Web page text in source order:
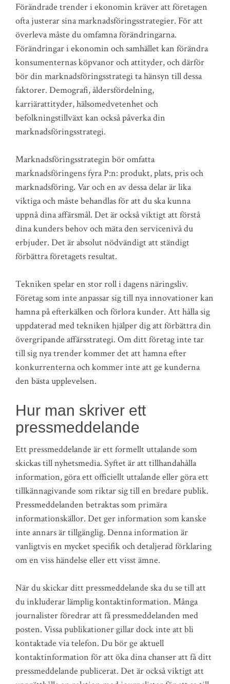
Förändrade trender i ekonomin kräver att företagen
ofta justerar sina marknadsföringsstrategier. För att
överleva måste du omfamna förändringarna.
Förändringar i ekonomin och samhället kan förändra
konsumenternas köpvanor och attityder, och därför
bör din marknadsföringsstrategi ta hänsyn till dessa
faktorer. Demografi, åldersfördelning,
karriärattityder, hälsomedvetenhet och
befolkningstillväxt kan också påverka din
marknadsföringsstrategi.
Marknadsföringsstrategin bör omfatta
marknadsföringens fyra P:n: produkt, plats, pris och
marknadsföring. Var och en av dessa delar är lika
viktiga och måste behandlas för att du ska kunna
uppnå dina affärsmål. Det är också viktigt att förstå
dina kunders behov och mäta den servicenivå du
erbjuder. Det är absolut nödvändigt att ständigt
förbättra företagets resultat.
Tekniken spelar en stor roll i dagens näringsliv.
Företag som inte anpassar sig till nya innovationer kan
hamna på efterkälken och förlora kunder. Att hålla sig
uppdaterad med tekniken hjälper dig att förbättra din
övergripande affärsstrategi. Om ditt företag inte tar
till sig nya trender kommer det att hamna efter
konkurrenterna och kommer inte att ge kunderna
den bästa upplevelsen.
Hur man skriver ett
pressmeddelande
Ett pressmeddelande är ett formellt uttalande som
skickas till nyhetsmedia. Syftet är att tillhandahålla
information, göra ett officiellt uttalande eller göra ett
tillkännagivande som riktar sig till en bredare publik.
Pressmeddelanden betraktas som primära
informationskällor. Det ger information som kanske
inte annars är tillgänglig. Denna information är
vanligtvis en mycket specifik och detaljerad förklaring
om en viss händelse eller ett visst ämne.
När du skickar ditt pressmeddelande ska du se till att
du inkluderar lämplig kontaktinformation. Många
journalister föredrar att få pressmeddelanden med
posten. Vissa publikationer gillar dock inte att bli
kontaktade via telefon. Du bör ge aktuell
kontaktinformation för att öka dina chanser att få ditt
pressmeddelande publicerat. Det är också viktigt att